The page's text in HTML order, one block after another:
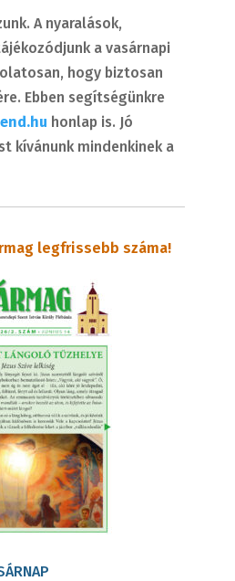
A nyaralások,
a vasárnapi
hogy biztosan
Ebben segítségünkre
honlap is. Jó
kívánunk mindenkinek a
legfrissebb száma!